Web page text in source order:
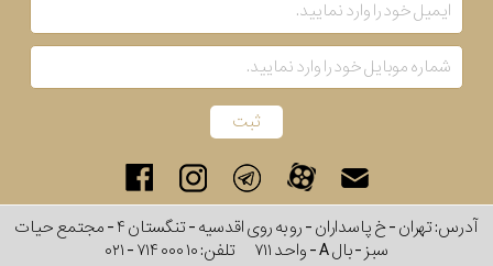
آدرس: تهران - خ پاسداران - رو به روی اقدسیه - تنگستان ۴ - مجتمع حیات
سبز - بال A - واحد ۷۱۱
تلفن:۰۲۱ - ۷۱۴ ۰۰۰ ۱۰